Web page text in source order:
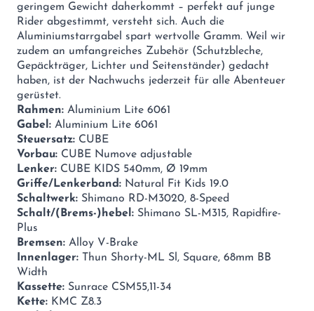
geringem Gewicht daherkommt – perfekt auf junge
Rider abgestimmt, versteht sich. Auch die
Aluminiumstarrgabel spart wertvolle Gramm. Weil wir
zudem an umfangreiches Zubehör (Schutzbleche,
Gepäckträger, Lichter und Seitenständer) gedacht
haben, ist der Nachwuchs jederzeit für alle Abenteuer
gerüstet.
Rahmen: Aluminium Lite 6061
Gabel: Aluminium Lite 6061
Steuersatz: CUBE
Vorbau: CUBE Numove adjustable
Lenker: CUBE KIDS 540mm, Ø 19mm
Griffe/Lenkerband: Natural Fit Kids 19.0
Schaltwerk: Shimano RD-M3020, 8-Speed
Schalt/(Brems-)hebel: Shimano SL-M315, Rapidfire-
Plus
Bremsen: Alloy V-Brake
Innenlager: Thun Shorty-ML Sl, Square, 68mm BB
Width
Kassette: Sunrace CSM55,11-34
Kette: KMC Z8.3